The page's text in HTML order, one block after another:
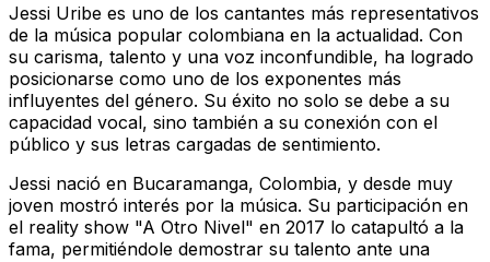
Jessi Uribe es uno de los cantantes más representativos
de la música popular colombiana en la actualidad. Con
su carisma, talento y una voz inconfundible, ha logrado
posicionarse como uno de los exponentes más
influyentes del género. Su éxito no solo se debe a su
capacidad vocal, sino también a su conexión con el
público y sus letras cargadas de sentimiento.
Jessi nació en Bucaramanga, Colombia, y desde muy
joven mostró interés por la música. Su participación en
el reality show "A Otro Nivel" en 2017 lo catapultó a la
fama, permitiéndole demostrar su talento ante una